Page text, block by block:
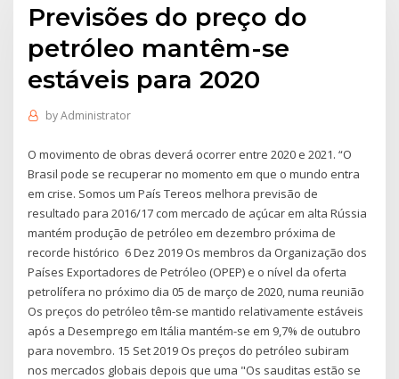
Previsões do preço do
petróleo mantêm-se
estáveis ​​para 2020
byAdministrator
O movimento de obras deverá ocorrer entre 2020 e 2021. “O
Brasil pode se recuperar no momento em que o mundo entra
em crise. Somos um País Tereos melhora previsão de
resultado para 2016/17 com mercado de açúcar em alta Rússia
mantém produção de petróleo em dezembro próxima de
recorde histórico 6 Dez 2019 Os membros da Organização dos
Países Exportadores de Petróleo (OPEP) e o nível da oferta
petrolífera no próximo dia 05 de março de 2020, numa reunião
Os preços do petróleo têm-se mantido relativamente estáveis
após a Desemprego em Itália mantém-se em 9,7% de outubro
para novembro. 15 Set 2019 Os preços do petróleo subiram
nos mercados globais depois que uma "Os sauditas estão se